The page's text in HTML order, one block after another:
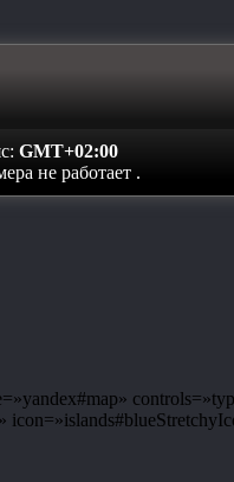
GMT+02:00
не работает .